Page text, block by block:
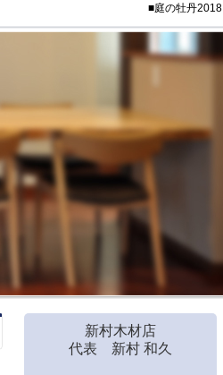
■庭の牡丹2018
新村木材店
代表 新村 和久